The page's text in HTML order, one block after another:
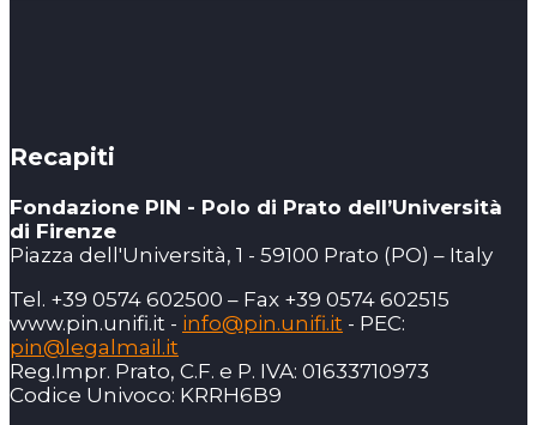
Recapiti
Fondazione PIN - Polo di Prato dell’Università
di Firenze
Piazza dell'Università, 1 - 59100 Prato (PO) – Italy
Tel. +39 0574 602500 – Fax +39 0574 602515
www.pin.unifi.it - info@pin.unifi.it - PEC:
pin@legalmail.it
Reg.Impr. Prato, C.F. e P. IVA: 01633710973
Codice Univoco: KRRH6B9